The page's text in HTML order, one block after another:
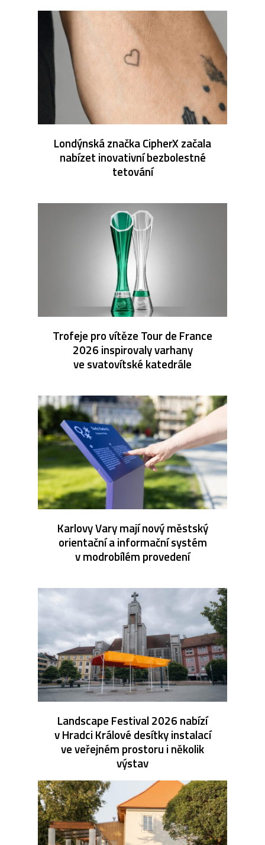
Londýnská značka CipherX začala
nabízet inovativní bezbolestné
tetování
Trofeje pro vítěze Tour de France
2026 inspirovaly varhany
ve svatovítské katedrále
Karlovy Vary mají nový městský
orientační a informační systém
v modrobílém provedení
Landscape Festival 2026 nabízí
v Hradci Králové desítky instalací
ve veřejném prostoru i několik
výstav